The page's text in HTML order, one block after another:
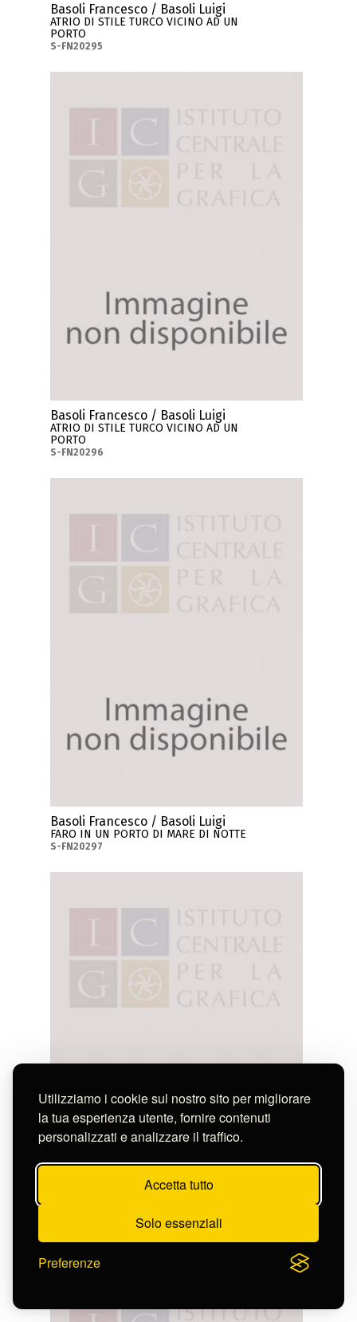
Utilizziamo i cookie sul nostro sito per migliorare
la tua esperienza utente, fornire contenuti
personalizzati e analizzare il traffico.
Accetta tutto
Solo essenziali
Preferenze
Basoli Francesco / Basoli Luigi
ATRIO DI STILE TURCO VICINO AD UN
PORTO
S-FN20295
Basoli Francesco / Basoli Luigi
ATRIO DI STILE TURCO VICINO AD UN
PORTO
S-FN20296
Basoli Francesco / Basoli Luigi
FARO IN UN PORTO DI MARE DI NOTTE
S-FN20297
Basoli Francesco / Basoli Luigi
INTRODUZIONE ALLE MINIERE IN VALACHIA
S-FN20298